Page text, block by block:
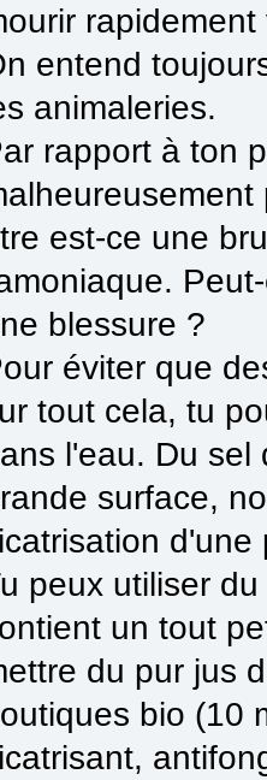
entend
animaleries.
rapport à ton
est-ce une
blessure ?
éviter que
tout cela, tu
l'eau. Du sel
surface,
d'une
peux utiliser
un tout
du pur jus
bio (10